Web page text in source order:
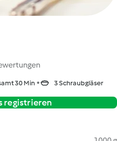
30 Min 3 Schraubgläser
registrieren